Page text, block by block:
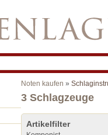
Noten kaufen »
3 Schlagzeuge
Artikelfilter